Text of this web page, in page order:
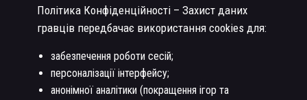
Політика Конфіденційності – Захист даних
гравців передбачає використання cookies для:
забезпечення роботи сесій;
персоналізації інтерфейсу;
анонімної аналітики (покращення ігор та